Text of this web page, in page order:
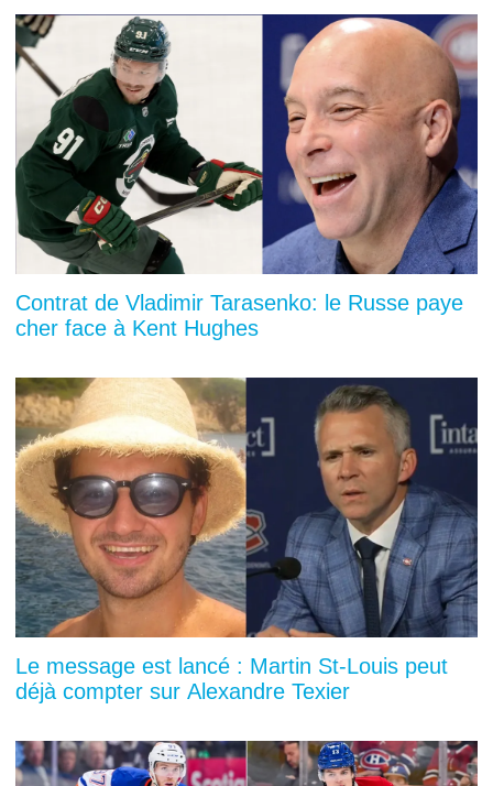
Contrat de Vladimir Tarasenko: le Russe paye
cher face à Kent Hughes
Le message est lancé : Martin St-Louis peut
déjà compter sur Alexandre Texier